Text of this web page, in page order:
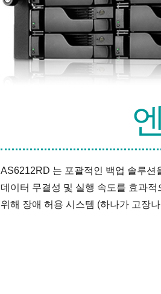
AS6212RD 는 포괄적인 백업 솔루션
데이터 무결성 및 실행 속도를 효과
위해 장애 허용 시스템 (하나가 고장